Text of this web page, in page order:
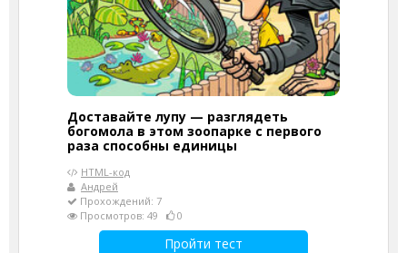
Доставайте лупу — разглядеть
богомола в этом зоопарке с первого
раза способны единицы
HTML-код
Андрей
Прохождений: 7
Просмотров: 49
0
Пройти тест